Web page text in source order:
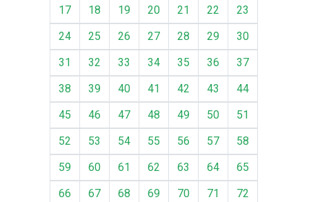
17
18 19 20 21 22
23
24
25 26 27 28 29
30
31
32 33 34 35 36
37
38
39 40 41 42 43
44
45
46 47 48 49 50
51
52
53 54 55 56 57
58
59
60 61 62 63 64
65
66
67 68 69 70 71
72